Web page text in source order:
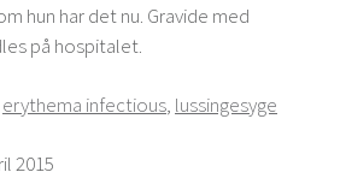
hun har det nu. Gravide med
på hospitalet.
erythema infectious, lussingesyge
2015